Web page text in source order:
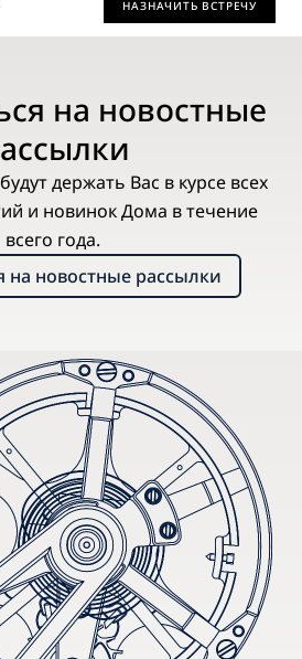
НАЗНАЧИТЬ ВСТРЕЧУ
на новостные
держать Вас в курсе всех
и новинок Дома в течение
всего года.
на новостные рассылки